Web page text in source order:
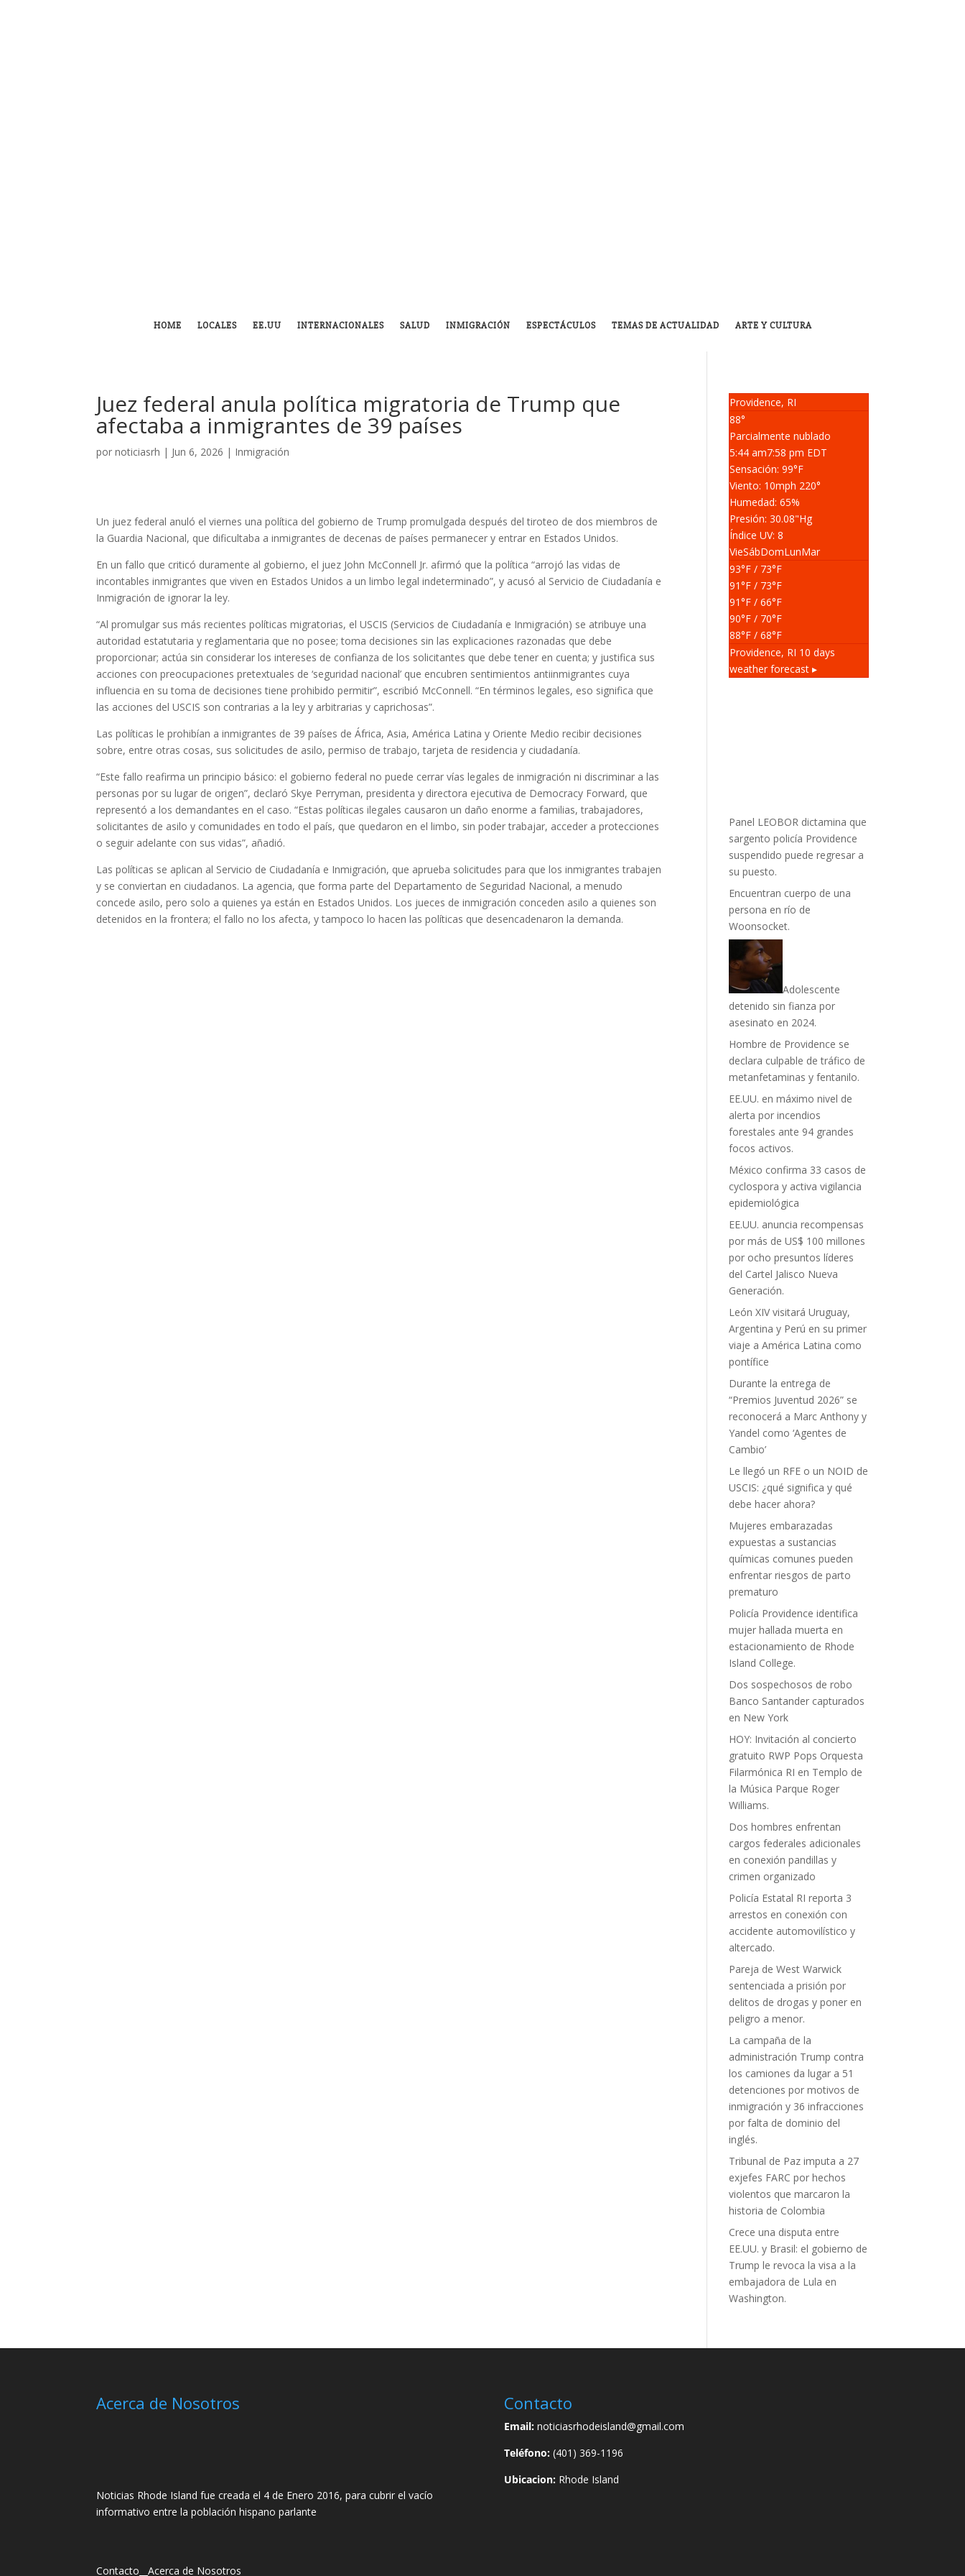
HOME LOCALES EE.UU INTERNACIONALES SALUD INMIGRACIÓN ESPECTÁCULOS TEMAS DE ACTUALIDAD ARTE Y CULTURA
Juez federal anula política migratoria de Trump que
afectaba a inmigrantes de 39 países
pornoticiasrh | Jun 6, 2026 | Inmigración
Un juez federal anuló el viernes una política del gobierno de Trump promulgada después del tiroteo de dos miembros de
la Guardia Nacional, que dificultaba a inmigrantes de decenas de países permanecer y entrar en Estados Unidos.
En un fallo que criticó duramente al gobierno, el juez John McConnell Jr. afirmó que la política “arrojó las vidas de
incontables inmigrantes que viven en Estados Unidos a un limbo legal indeterminado”, y acusó al Servicio de Ciudadanía e
Inmigración de ignorar la ley.
“Al promulgar sus más recientes políticas migratorias, el USCIS (Servicios de Ciudadanía e Inmigración) se atribuye una
autoridad estatutaria y reglamentaria que no posee; toma decisiones sin las explicaciones razonadas que debe
proporcionar; actúa sin considerar los intereses de confianza de los solicitantes que debe tener en cuenta; y justifica sus
acciones con preocupaciones pretextuales de ‘seguridad nacional’ que encubren sentimientos antiinmigrantes cuya
influencia en su toma de decisiones tiene prohibido permitir”, escribió McConnell. “En términos legales, eso significa que
las acciones del USCIS son contrarias a la ley y arbitrarias y caprichosas”.
Las políticas le prohibían a inmigrantes de 39 países de África, Asia, América Latina y Oriente Medio recibir decisiones
sobre, entre otras cosas, sus solicitudes de asilo, permiso de trabajo, tarjeta de residencia y ciudadanía.
“Este fallo reafirma un principio básico: el gobierno federal no puede cerrar vías legales de inmigración ni discriminar a las
personas por su lugar de origen”, declaró Skye Perryman, presidenta y directora ejecutiva de Democracy Forward, que
representó a los demandantes en el caso. “Estas políticas ilegales causaron un daño enorme a familias, trabajadores,
solicitantes de asilo y comunidades en todo el país, que quedaron en el limbo, sin poder trabajar, acceder a protecciones
o seguir adelante con sus vidas”, añadió.
Las políticas se aplican al Servicio de Ciudadanía e Inmigración, que aprueba solicitudes para que los inmigrantes trabajen
y se conviertan en ciudadanos. La agencia, que forma parte del Departamento de Seguridad Nacional, a menudo
concede asilo, pero solo a quienes ya están en Estados Unidos. Los jueces de inmigración conceden asilo a quienes son
detenidos en la frontera; el fallo no los afecta, y tampoco lo hacen las políticas que desencadenaron la demanda.
Providence, RI
88°
Parcialmente nublado
5:44 am7:58 pm EDT
Sensación: 99°F
Viento: 10mph 220°
Humedad: 65%
Presión: 30.08"Hg
Índice UV: 8
VieSábDomLunMar
93°F / 73°F
91°F / 73°F
91°F / 66°F
90°F / 70°F
88°F / 68°F
Providence, RI 10 days
weather forecast ▸
Panel LEOBOR dictamina que
sargento policía Providence
suspendido puede regresar a
su puesto.
Encuentran cuerpo de una
persona en río de
Woonsocket.
Adolescente
detenido sin fianza por
asesinato en 2024.
Hombre de Providence se
declara culpable de tráfico de
metanfetaminas y fentanilo.
EE.UU. en máximo nivel de
alerta por incendios
forestales ante 94 grandes
focos activos.
México confirma 33 casos de
cyclospora y activa vigilancia
epidemiológica
EE.UU. anuncia recompensas
por más de US$ 100 millones
por ocho presuntos líderes
del Cartel Jalisco Nueva
Generación.
León XIV visitará Uruguay,
Argentina y Perú en su primer
viaje a América Latina como
pontífice
Durante la entrega de
“Premios Juventud 2026” se
reconocerá a Marc Anthony y
Yandel como ‘Agentes de
Cambio’
Le llegó un RFE o un NOID de
USCIS: ¿qué significa y qué
debe hacer ahora?
Mujeres embarazadas
expuestas a sustancias
químicas comunes pueden
enfrentar riesgos de parto
prematuro
Policía Providence identifica
mujer hallada muerta en
estacionamiento de Rhode
Island College.
Dos sospechosos de robo
Banco Santander capturados
en New York
HOY: Invitación al concierto
gratuito RWP Pops Orquesta
Filarmónica RI en Templo de
la Música Parque Roger
Williams.
Dos hombres enfrentan
cargos federales adicionales
en conexión pandillas y
crimen organizado
Policía Estatal RI reporta 3
arrestos en conexión con
accidente automovilístico y
altercado.
Pareja de West Warwick
sentenciada a prisión por
delitos de drogas y poner en
peligro a menor.
La campaña de la
administración Trump contra
los camiones da lugar a 51
detenciones por motivos de
inmigración y 36 infracciones
por falta de dominio del
inglés.
Tribunal de Paz imputa a 27
exjefes FARC por hechos
violentos que marcaron la
historia de Colombia
Crece una disputa entre
EE.UU. y Brasil: el gobierno de
Trump le revoca la visa a la
embajadora de Lula en
Washington.
Acerca de Nosotros
Noticias Rhode Island fue creada el 4 de Enero 2016, para cubrir el vacío
informativo entre la población hispano parlante
Contacto __Acerca de Nosotros
Contacto
Email:noticiasrhodeisland@gmail.com
Teléfono:(401) 369-1196
Ubicacion:Rhode Island